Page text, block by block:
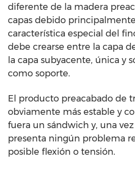
diferente de la madera
capas debido
característica especial del
debe crearse entre la capa
la capa subyacente, única y
como soporte.
El producto preacabado de
obviamente más estable y
fuera un sándwich y, una
presenta ningún problema
posible flexión o tensión.